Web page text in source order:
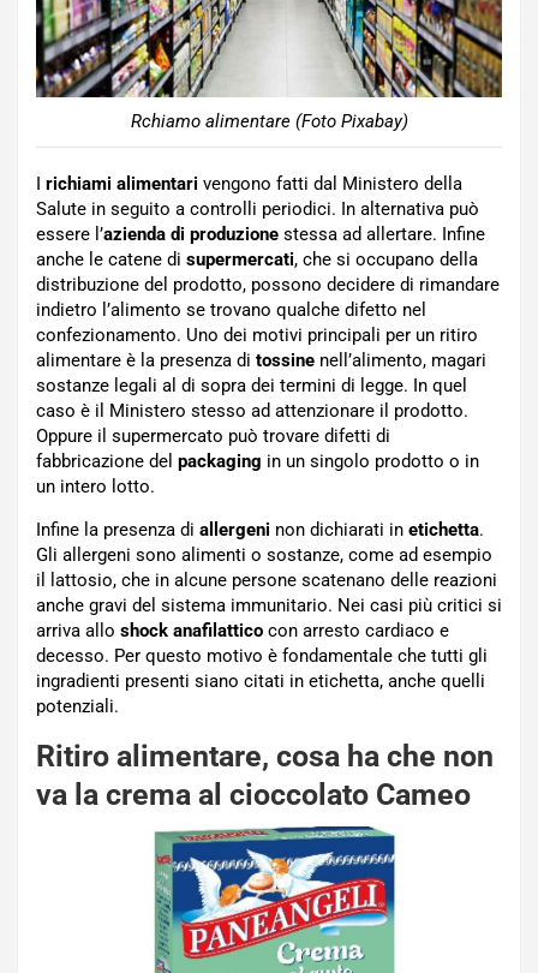
Rchiamo alimentare (Foto Pixabay)
I richiami alimentari vengono fatti dal Ministero della
Salute in seguito a controlli periodici. In alternativa può
essere l’azienda di produzione stessa ad allertare. Infine
anche le catene di supermercati, che si occupano della
distribuzione del prodotto, possono decidere di rimandare
indietro l’alimento se trovano qualche difetto nel
confezionamento. Uno dei motivi principali per un ritiro
alimentare è la presenza di tossine nell’alimento, magari
sostanze legali al di sopra dei termini di legge. In quel
caso è il Ministero stesso ad attenzionare il prodotto.
Oppure il supermercato può trovare difetti di
fabbricazione del packaging in un singolo prodotto o in
un intero lotto.
Infine la presenza di allergeni non dichiarati in etichetta.
Gli allergeni sono alimenti o sostanze, come ad esempio
il lattosio, che in alcune persone scatenano delle reazioni
anche gravi del sistema immunitario. Nei casi più critici si
arriva allo shock anafilattico con arresto cardiaco e
decesso. Per questo motivo è fondamentale che tutti gli
ingradienti presenti siano citati in etichetta, anche quelli
potenziali.
Ritiro alimentare, cosa ha che non
va la crema al cioccolato Cameo